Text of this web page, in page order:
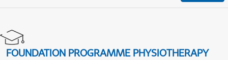
FOUNDATION PROGRAMME PHYSIOTHERAPY